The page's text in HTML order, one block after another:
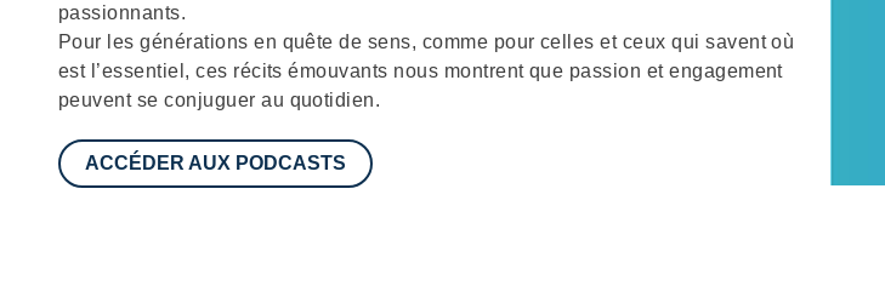
passionnants.
Pour les générations en quête de sens, comme pour celles et ceux qui savent où
est l’essentiel, ces récits émouvants nous montrent que passion et engagement
peuvent se conjuguer au quotidien.
ACCÉDER AUX PODCASTS